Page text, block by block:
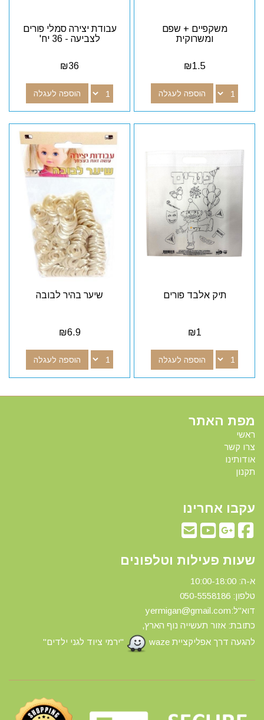
משקפיים + שפם
ומשרוקית
₪1.5
הוספה לעגלה
עבודת יצירה סמלי פורים
לצביעה - 36 יח'
₪36
הוספה לעגלה
תיק אלבד פורים
₪1
הוספה לעגלה
שיער בהיר לבובה
₪6.9
הוספה לעגלה
מפת האתר
ראשי
צרו קשר
אודותינו
תקנון
עקבו אחרינו
שעות פעילות וטלפונים
א-ה: 10:00-18:00
טלפון: 0 50-5558186
דוא"ל:yermigan@gmail.com
כתובת: אזור תעשייה נוף הארץ,
להגעה דרך אפליקציית waze
"ירמי ציוד לגני ילדים"